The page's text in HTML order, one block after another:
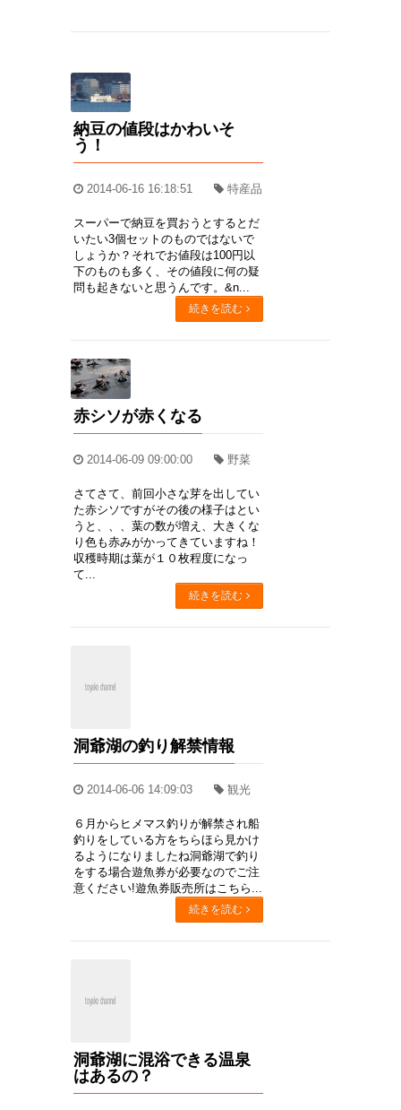
納豆の値段はかわいそ
う！
2014-06-16 16:18:51 特産品
スーパーで納豆を買おうとするとだ
いたい3個セットのものではないで
しょうか？それでお値段は100円以
下のものも多く、その値段に何の疑
問も起きないと思うんです。&n...
続きを読む
赤シソが赤くなる
2014-06-09 09:00:00 野菜
さてさて、前回小さな芽を出してい
た赤シソですがその後の様子はとい
うと、、、葉の数が増え、大きくな
り色も赤みがかってきていますね！
収穫時期は葉が１０枚程度になっ
て...
続きを読む
洞爺湖の釣り解禁情報
2014-06-06 14:09:03 観光
６月からヒメマス釣りが解禁され船
釣りをしている方をちらほら見かけ
るようになりましたね洞爺湖で釣り
をする場合遊魚券が必要なのでご注
意ください!遊魚券販売所はこちら...
続きを読む
洞爺湖に混浴できる温泉
はあるの？